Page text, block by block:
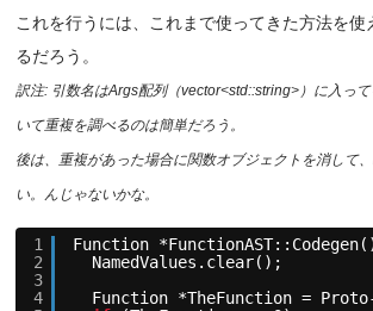
これを行うには、これまで使ってきた方法を使
るだろう。
訳注: 引数名はArgs配列（vector<std::string>）に入っ
いて重複を調べるのは簡単だろう。
後は、重複があった場合に関数オブジェクトを消して
い。んじゃないかな。
1
2
3
4
Function
NamedValues.clear();
Function *TheFunction =